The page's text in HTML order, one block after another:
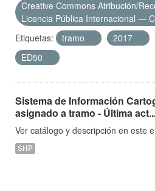
Creative Commons Atribución/
Licencia Pública Internacional —
Etiquetas:
tramo 2017
ED50
Sistema de Información
asignado a tramo - Última
Ver catálogo y descripción en este
SHP